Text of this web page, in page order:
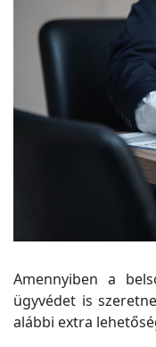
Amennyiben a
ügyvédet is
alábbi extra